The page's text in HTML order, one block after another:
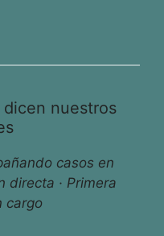
dicen nuestros
casos en
directa · Primera
cargo